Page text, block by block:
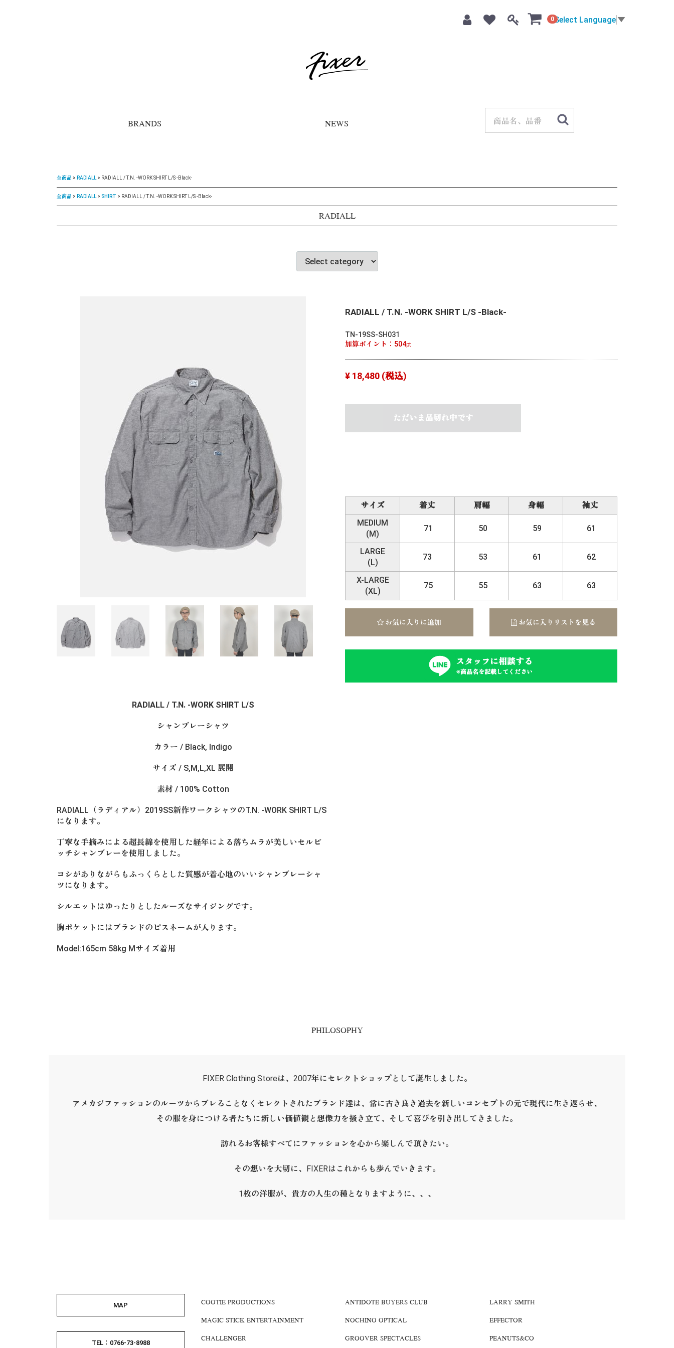
0 Select Language ▼
BRANDS NEWS
全商品 RADIALL RADIALL / T.N. -WORK SHIRT L/S -Black-
全商品 RADIALL SHIRT RADIALL / T.N. -WORK SHIRT L/S -Black-
RADIALL
RADIALL / T.N. -WORK SHIRT L/S
シャンブレーシャツ
カラー / Black, Indigo
サイズ / S,M,L,XL 展開
素材 / 100% Cotton
RADIALL（ラディアル）2019SS新作ワークシャツのT.N. -WORK SHIRT L/S
になります。
丁寧な手摘みによる超長綿を使用した経年による落ちムラが美しいセルビ
ッチシャンブレーを使用しました。
コシがありながらもふっくらとした質感が着心地のいいシャンブレーシャ
ツになります。
シルエットはゆったりとしたルーズなサイジングです。
胸ポケットにはブランドのピスネームが入ります。
Model:165cm 58kg Mサイズ着用
RADIALL / T.N. -WORK SHIRT L/S -Black-
TN-19SS-SH031
加算ポイント： 504pt
¥ 18,480 (税込)
ただいま品切れ中です
サイズ 着丈 肩幅 身幅
袖丈
MEDIUM
(M)
71 50 59 61
LARGE
(L)
73 53 61 62
X-LARGE
(XL)
75 55 63 63
お気に入りに追加 お気に入りリストを見る
スタッフに相談する
※商品名を記載してください
PHILOSOPHY
FIXER Clothing Storeは、2007年にセレクトショップとして誕生しました。
アメカジファッションのルーツからブレることなくセレクトされたブランド達は、常に古き良き過去を新しいコンセプトの元で現代に生き返らせ、
その服を身につける者たちに新しい価値観と想像力を掻き立て、そして喜びを引き出してきました。
訪れるお客様すべてにファッションを心から楽しんで頂きたい。
その想いを大切に、FIXERはこれからも歩んでいきます。
1枚の洋服が、貴方の人生の種となりますように、、、
MAP
TEL：0766-73-8988
COOTIE PRODUCTIONS
MAGIC STICK ENTERTAINMENT
CHALLENGER
ANTIDOTE BUYERS CLUB
NOCHINO OPTICAL
GROOVER SPECTACLES
LARRY SMITH
EFFECTOR
PEANUTS&CO